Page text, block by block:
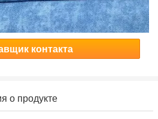
контакта
о продукте